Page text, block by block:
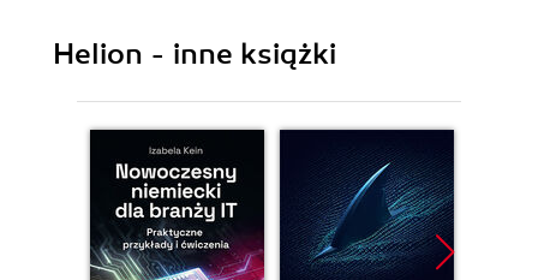
Łańcuchy 44
Liczby 49
Stałe 52
Apostrof kontra cudzysłów 55
Proste sposoby usuwania błędów 58
Podsumowanie i kontynuacja 60
Rozdział 2. Programowanie w PHP 61
Helion - inne książki